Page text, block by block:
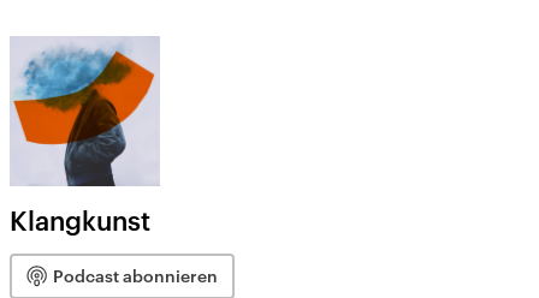
Klangkunst
Podcast abonnieren